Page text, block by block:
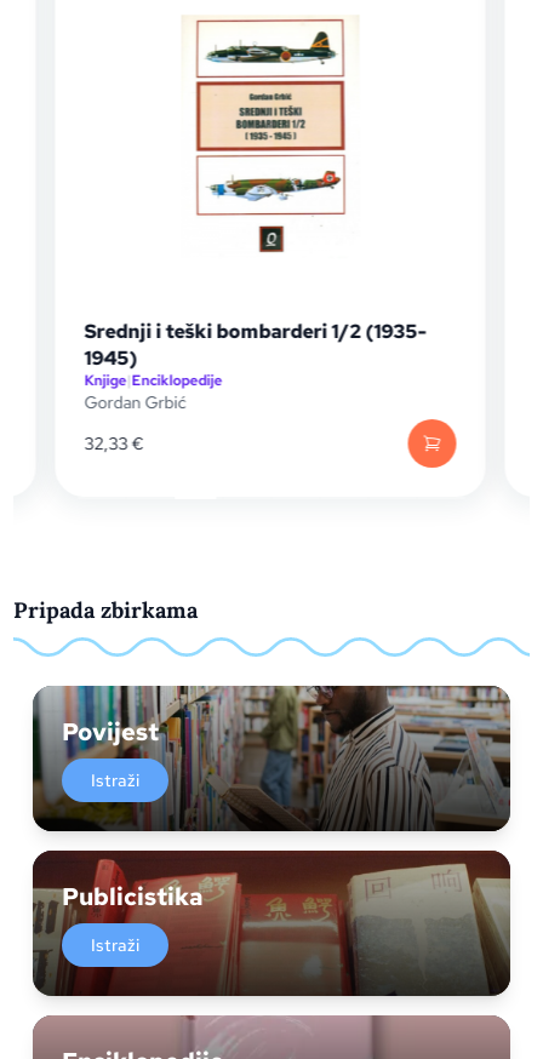
Srednji i teški bombarderi 1/2 (1935-
1945)
Knjige|Enciklopedije
Gordan Grbić
32,33€
Pripada zbirkama
Povijest
Istraži
Publicistika
Istraži